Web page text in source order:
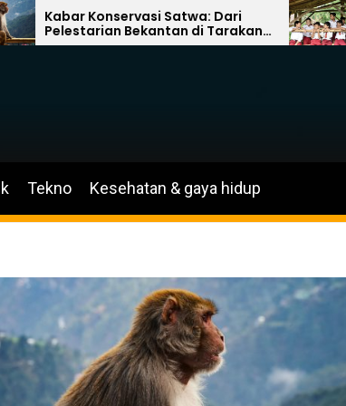
Satwa: Dari
Bekantan di Tarakan
Baru Kebun
Indonesia:
dan
Tekno Kesehatan & gaya hidup